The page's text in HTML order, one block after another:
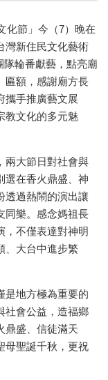
化節」今（7）晚在
灣新住民文化藝術
隊輪番獻藝，點亮廟
匾額，感謝廟方長
攜手推廣藝文展
教文化的多元魅
兩大節日對社會與
選在香火鼎盛、神
透過熱鬧的演出讓
同樂。感念媽祖長
，不僅表達對神明
、大台中進步繁
是地方極為重要的
社會公益，造福鄉
鼎盛、信徒滿天
母聖誕千秋，更祝